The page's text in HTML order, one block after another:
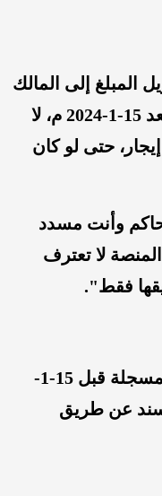
المبلغ إلى المالك
أو الوسيط، لذلك أي عقد أبرم بعد 15-1-2024 م، لا
حتى لو كان
وأنت مسدد
لا تعترف
فقط".
قال الخبير العقاري إن العقود المسجلة قبل 15-1-
عن طريق